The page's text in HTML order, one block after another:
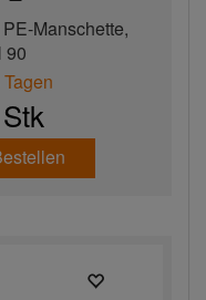
Manschette,
90